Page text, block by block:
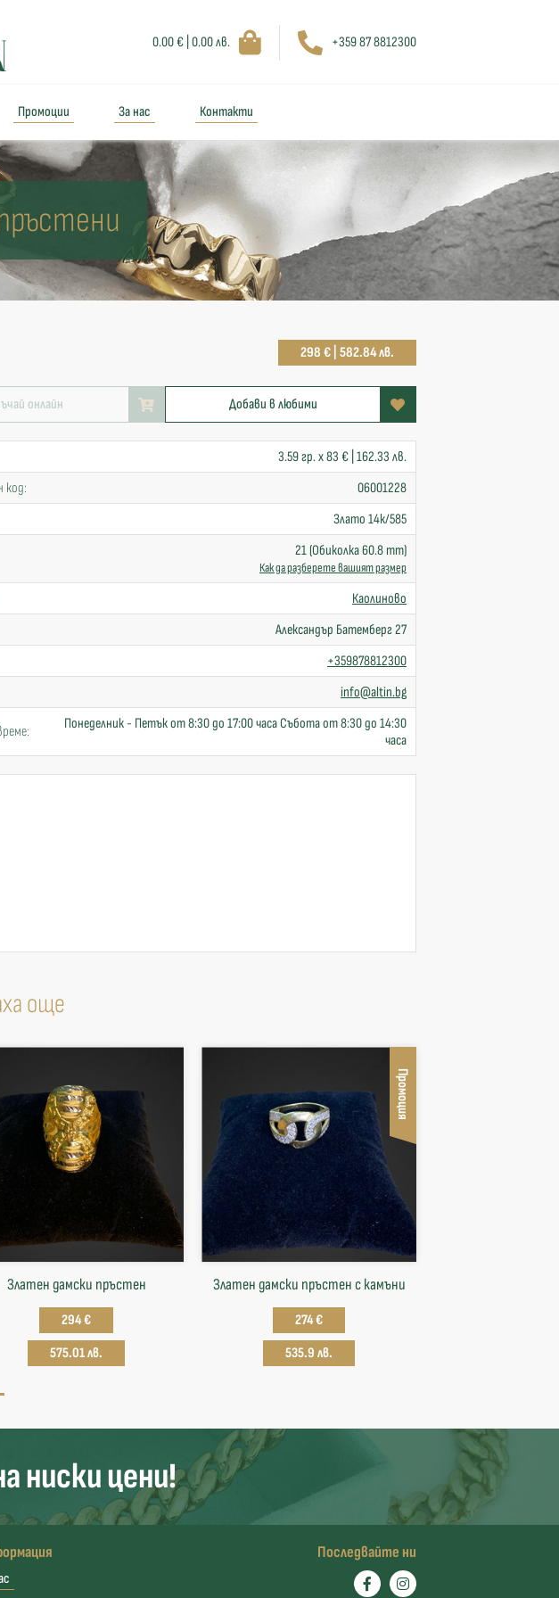
0.00 € | 0.00 лв. +359 87 8812300
Промоции За нас Контакти
298 € | 582.84 лв.
онлайн Добави в любими
3.59 гр. x 83 € | 162.33 лв.
код:
06001228
Злато 14к/585
21 (Обиколка 60.8 mm)
Как да разберете вашият размер
Каолиново
Александър Батемберг 27
+359878812300
info@altin.bg
Понеделник - Петък от 8:30 до 17:00 часа Събота от 8:30 до 14:30
часа
още
Златен дамски пръстен
294 €
575.01 лв.
Промоция
Златен дамски пръстен с камъни
274 €
535.9 лв.
ниски цени!
Последвайте ни